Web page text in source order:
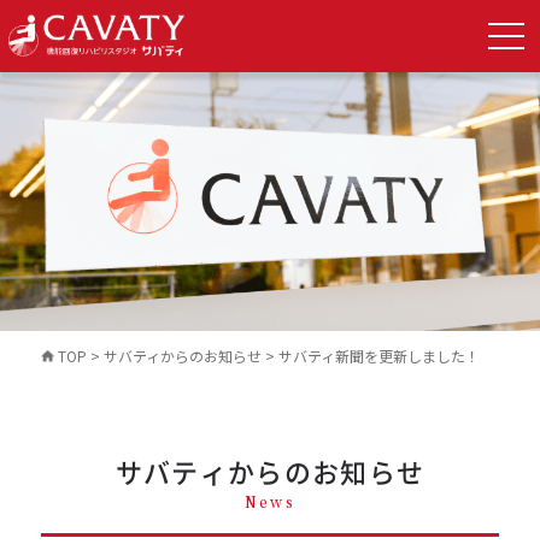
TOP > サバティからのお知らせ> サバティ新聞を更新しました！
サバティからのお知らせ
News